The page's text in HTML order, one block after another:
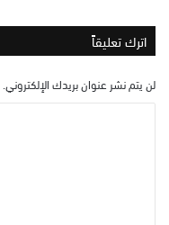
اترك تعليقاً
لن يتم نشر عنوان بريدك الإلكتروني.